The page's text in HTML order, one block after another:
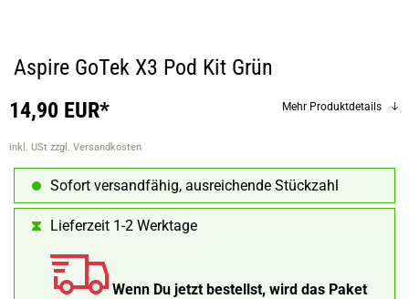
Aspire GoTek X3 Pod Kit Grün
14,90 EUR*
inkl. USt zzgl. Versandkosten
Mehr Produktdetails
Sofort versandfähig, ausreichende Stückzahl
Lieferzeit 1-2 Werktage
Wenn Du jetzt bestellst, wird das Paket